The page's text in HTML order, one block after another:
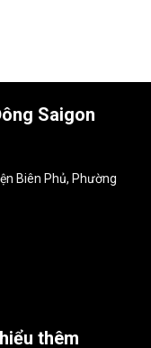
Saigon
Biên Phủ, Phường
thêm